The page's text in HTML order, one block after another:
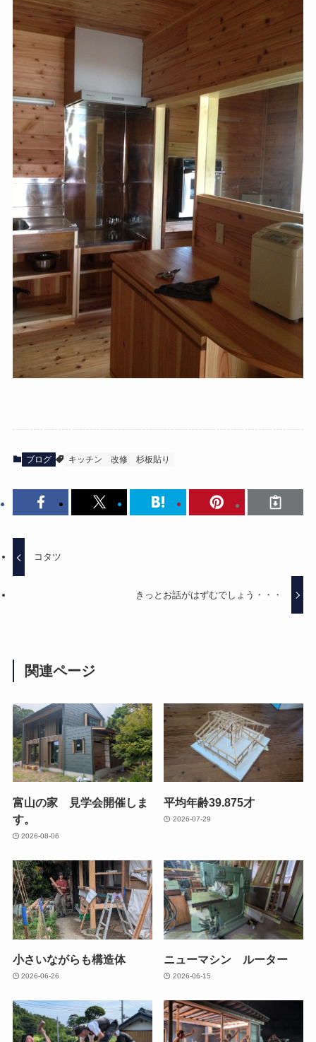
ブログ キッチン 改修 杉板貼り
コタツ
きっとお話がはずむでしょう・・・
関連ページ
富山の家 見学会開催しま
す。
2026-08-06
平均年齢39.875才
2026-07-29
小さいながらも構造体
2026-06-26
ニューマシン ルーター
2026-06-15